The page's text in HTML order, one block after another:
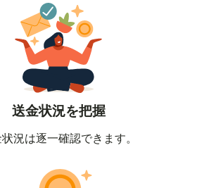
送金状況を把握
況は逐一確認できます。